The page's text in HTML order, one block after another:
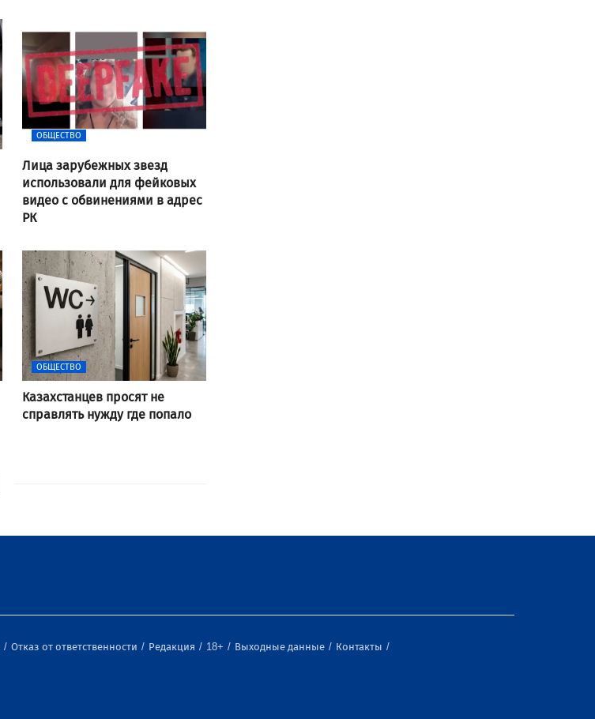
ОБЩЕСТВО
Лица зарубежных звезд
использовали для фейковых
видео с обвинениями в адрес
РК
ОБЩЕСТВО
Казахстанцев просят не
справлять нужду где попало
Отказ от ответственности Редакция 18+ Выходные данные
Контакты